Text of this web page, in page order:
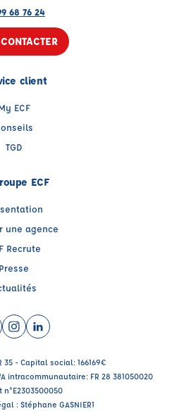
68 76 24
client
ECF
TGD
ECF
une agence
Recrute
Presse
(nouvelle fenêtre)
Instagram (nouvelle fenêtre)
LinkedIn (nouvelle fenêtre)
35 - Capital social: 166169€
intracommunautaire: FR 28 381050020
n°E2303500050
: Stéphane GASNIER1